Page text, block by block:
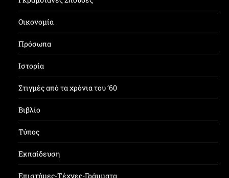
Οικονομία
Πρόσωπα
Ιστορία
Στιγμές από τα χρόνια του ’60
Βιβλίο
Τύπος
Εκπαίδευση
Επιστήμες-Τέχνες-Γράμματα